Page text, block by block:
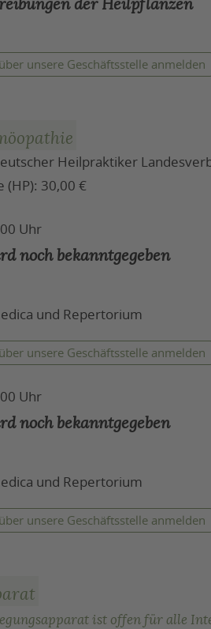
unsere Geschäftsstelle anmelden
Heilpraktiker
(HP): 30,00 €
Uhr
noch bekanntgegeben
und Repertorium
unsere Geschäftsstelle anmelden
Uhr
noch bekanntgegeben
und Repertorium
unsere Geschäftsstelle anmelden
ist offen für alle